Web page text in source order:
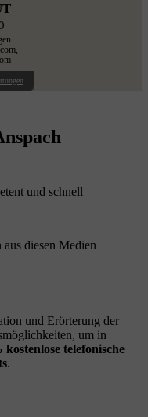
und schnell
diesen Medien
und Erörterung der
um in
kostenlose telefonische
.